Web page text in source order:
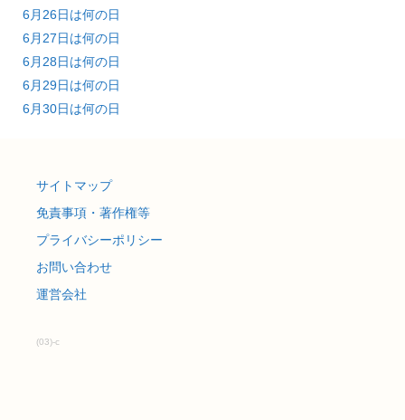
6月26日は何の日
6月27日は何の日
6月28日は何の日
6月29日は何の日
6月30日は何の日
サイトマップ
免責事項・著作権等
プライバシーポリシー
お問い合わせ
運営会社
(03)-c